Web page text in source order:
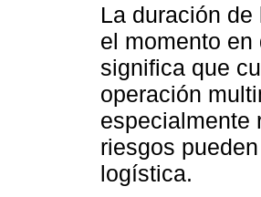
La duración
el momento
significa que
operación
especialmente
riesgos
logística.